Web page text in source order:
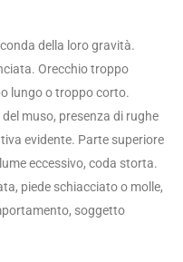
della loro gravità.
Orecchio troppo
lungo o troppo corto.
muso, presenza di rughe
evidente. Parte superiore
eccessivo, coda storta.
piede schiacciato o molle,
soggetto